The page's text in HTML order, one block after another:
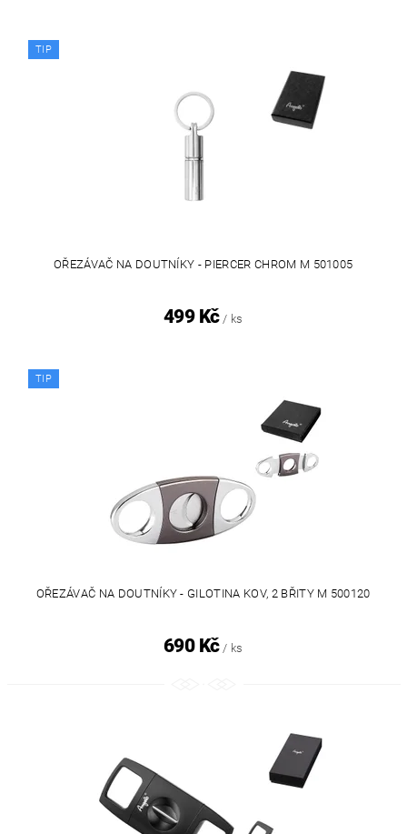
TIP
OŘEZÁVAČ NA DOUTNÍKY - PIERCER CHROM M 501005
499 Kč / ks
TIP
OŘEZÁVAČ NA DOUTNÍKY - GILOTINA KOV, 2 BŘITY M 500120
690 Kč / ks